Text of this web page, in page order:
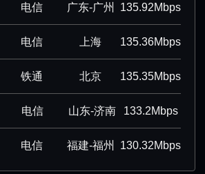
电信 广东-广州 135.92Mbps
电信 上海 135.36Mbps
铁通 北京 135.35Mbps
电信 山东-济南 133.2Mbps
电信 福建-福州 130.32Mbps